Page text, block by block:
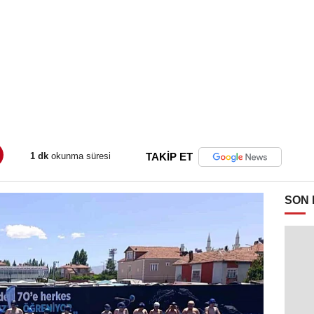
1 dk okunma süresi TAKİP ET
SON